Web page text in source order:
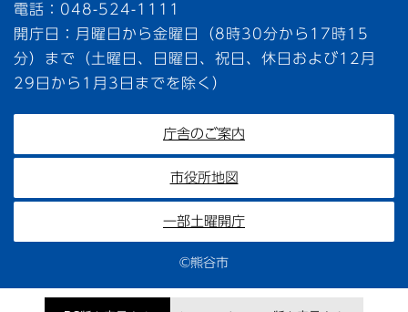
電話：048-524-1111
開庁日：月曜日から金曜日（8時30分から17時15
分）まで（土曜日、日曜日、祝日、休日および12月
29日から1月3日までを除く）
庁舎のご案内
市役所地図
一部土曜開庁
©熊谷市